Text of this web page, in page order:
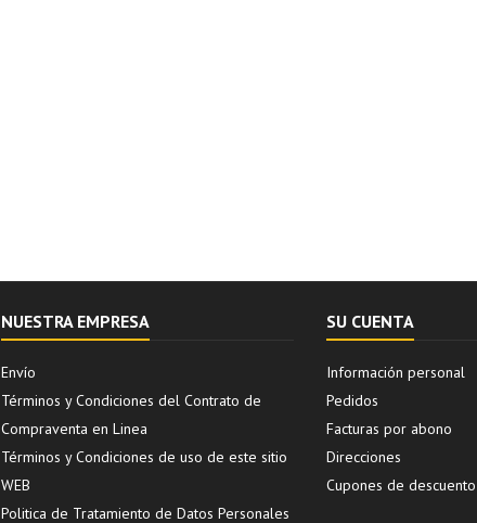
NUESTRA EMPRESA
Envío
Términos y Condiciones del Contrato de
Compraventa en Linea
Términos y Condiciones de uso de este sitio
WEB
Politica de Tratamiento de Datos Personales
SU CUENTA
Información personal
Pedidos
Facturas por abono
Direcciones
Cupones de descuento